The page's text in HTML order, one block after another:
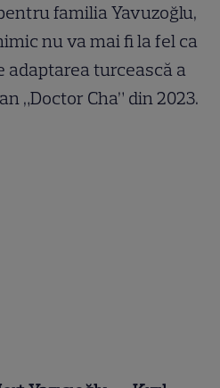
familia Yavuzoğlu,
nu va mai fi la fel ca
adaptarea turcească a
„Doctor Cha” din 2023.